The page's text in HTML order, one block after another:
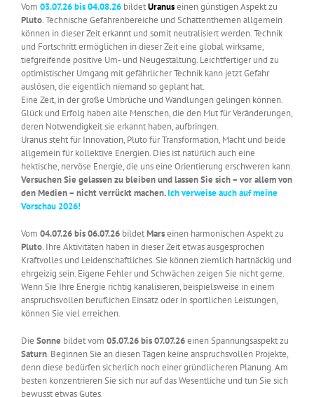
Vom 03.07.26 bis 04.08.26 bildetUranuseinen günstigen Aspekt zu
Pluto. Technische Gefahrenbereiche und Schattenthemen allgemein
können in dieser Zeit erkannt und somit neutralisiert werden. Technik
und Fortschritt ermöglichen in dieser Zeit eine global wirksame,
tiefgreifende positive Um- und Neugestaltung. Leichtfertiger und zu
optimistischer Umgang mit gefährlicher Technik kann jetzt Gefahr
auslösen, die eigentlich niemand so geplant hat.
Eine Zeit, in der große Umbrüche und Wandlungen gelingen können.
Glück und Erfolg haben alle Menschen, die den Mut für Veränderungen,
deren Notwendigkeit sie erkannt haben, aufbringen.
Uranus steht für Innovation, Pluto für Transformation, Macht und beide
allgemein für kollektive Energien. Dies ist natürlich auch eine
hektische, nervöse Energie, die uns eine Orientierung erschweren kann.
Versuchen Sie gelassen zu bleiben und lassen Sie sich – vor allem von
den Medien – nicht verrückt machen.Ich verweise auch auf meine
Vorschau 2026!
Vom 04.07.26 bis 06.07.26 bildetMarseinen harmonischen Aspekt zu
Pluto. Ihre Aktivitäten haben in dieser Zeit etwas ausgesprochen
Kraftvolles und Leidenschaftliches. Sie können ziemlich hartnäckig und
ehrgeizig sein. Eigene Fehler und Schwächen zeigen Sie nicht gerne.
Wenn Sie Ihre Energie richtig kanalisieren, beispielsweise in einem
anspruchsvollen beruflichen Einsatz oder in sportlichen Leistungen,
können Sie viel erreichen.
Die Sonne bildet vom 05.07.26 bis 07.07.26einen Spannungsaspekt zu
Saturn. Beginnen Sie an diesen Tagen keine anspruchsvollen Projekte,
denn diese bedürfen sicherlich noch einer gründlicheren Planung. Am
besten konzentrieren Sie sich nur auf das Wesentliche und tun Sie sich
bewusst etwas Gutes.